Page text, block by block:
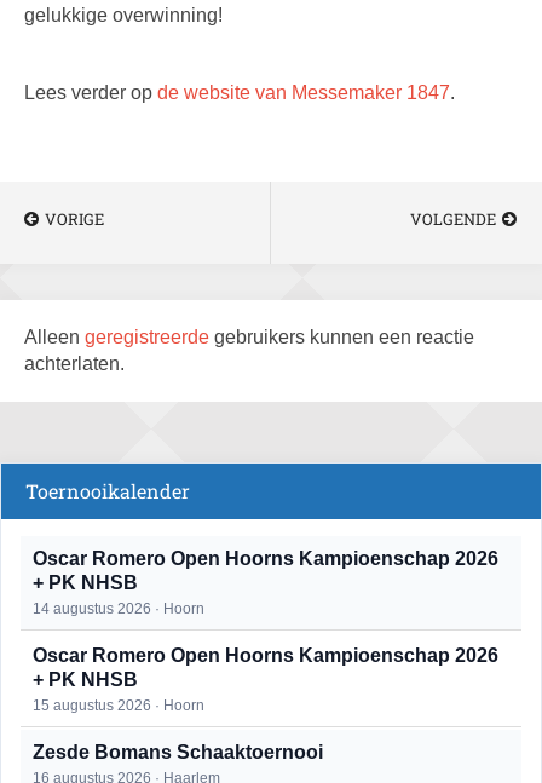
gelukkige overwinning!
Lees verder op de website van Messemaker 1847.
VORIGE VOLGENDE
Alleen geregistreerde gebruikers kunnen een reactie
achterlaten.
Toernooikalender
Oscar Romero Open Hoorns Kampioenschap 2026
+ PK NHSB
14 augustus 2026 · Hoorn
Oscar Romero Open Hoorns Kampioenschap 2026
+ PK NHSB
15 augustus 2026 · Hoorn
Zesde Bomans Schaaktoernooi
16 augustus 2026 · Haarlem